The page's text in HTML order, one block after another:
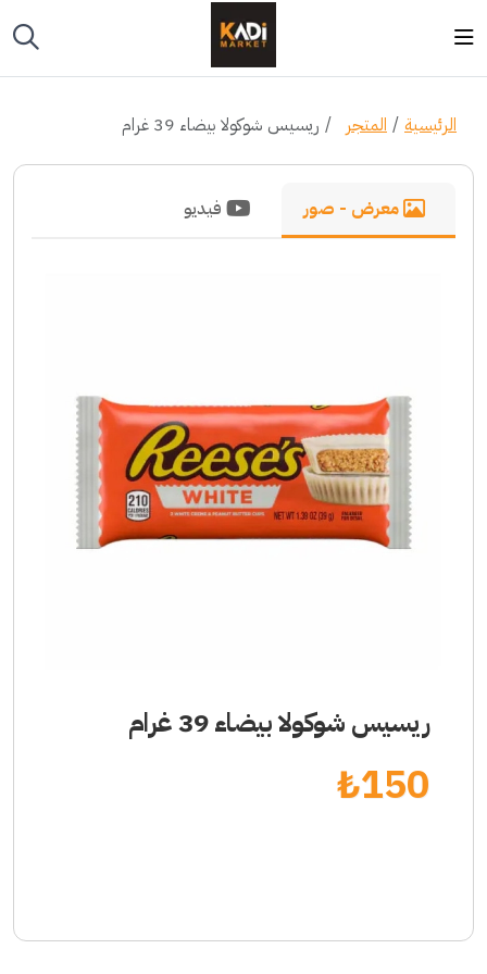
الرئيسية المتجر ريسيس شوكولا بيضاء 39 غرام
معرض - صور فيديو
ريسيس شوكولا بيضاء 39 غرام
150
₺